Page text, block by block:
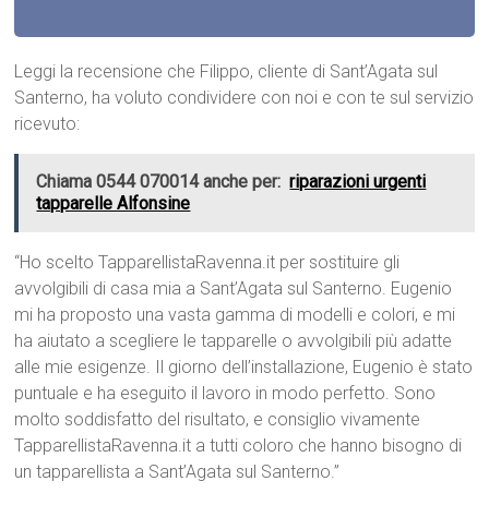
Leggi la recensione che Filippo, cliente di Sant’Agata sul
Santerno, ha voluto condividere con noi e con te sul servizio
ricevuto:
Chiama 0544 070014 anche per: riparazioni urgenti
tapparelle Alfonsine
“Ho scelto TapparellistaRavenna.it per sostituire gli
avvolgibili di casa mia a Sant’Agata sul Santerno. Eugenio
mi ha proposto una vasta gamma di modelli e colori, e mi
ha aiutato a scegliere le tapparelle o avvolgibili più adatte
alle mie esigenze. Il giorno dell’installazione, Eugenio è stato
puntuale e ha eseguito il lavoro in modo perfetto. Sono
molto soddisfatto del risultato, e consiglio vivamente
TapparellistaRavenna.it a tutti coloro che hanno bisogno di
un tapparellista a Sant’Agata sul Santerno.”